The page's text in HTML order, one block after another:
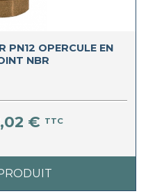
PN12 OPERCULE EN
NBR
€ TTC